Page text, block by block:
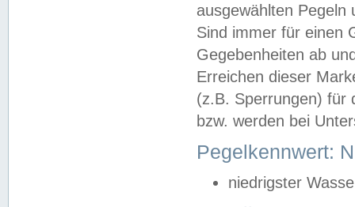
ausgewählten
Sind immer für einen
Gegebenheiten ab
Erreichen dieser
(z.B. Sperrungen) für
bzw. werden bei
Pegelkennwert:
niedrigster